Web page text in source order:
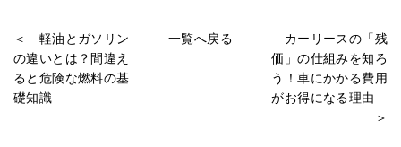
＜ 軽油とガソリン
の違いとは？間違え
ると危険な燃料の基
礎知識
一覧へ戻る
カーリースの「残
価」の仕組みを知ろ
う！車にかかる費用
がお得になる理由
＞